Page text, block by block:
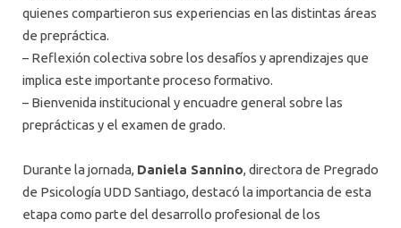
quienes compartieron sus experiencias en las distintas áreas
de prepráctica.
– Reflexión colectiva sobre los desafíos y aprendizajes que
implica este importante proceso formativo.
– Bienvenida institucional y encuadre general sobre las
preprácticas y el examen de grado.
Durante la jornada, Daniela Sannino, directora de Pregrado
de Psicología UDD Santiago, destacó la importancia de esta
etapa como parte del desarrollo profesional de los